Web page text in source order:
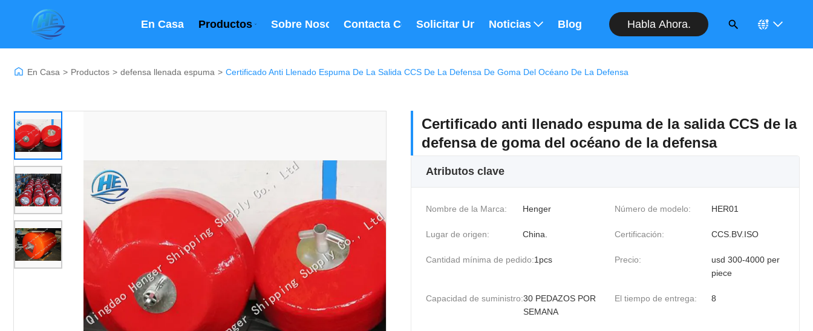
En Casa Productos Sobre NosotrosContacta Con Nosotros
Solicitar Una CitaNoticias Blog Habla Ahora.
En Casa > Productos > defensa llenada espuma > Certificado Anti Llenado Espuma De La Salida CCS De La Defensa De Goma Del Océano De La Defensa
Certificado anti llenado espuma de la salida CCS de la
defensa de goma del océano de la defensa
Atributos clave
Nombre de la Marca: Henger Número de modelo: HER01
Lugar de origen: China. Certificación: CCS.BV.ISO
Cantidad mínima de pedido:1pcs Precio:
usd 300-4000 per
piece
Capacidad de suministro:30 PEDAZOS POR
SEMANA
El tiempo de entrega: 8